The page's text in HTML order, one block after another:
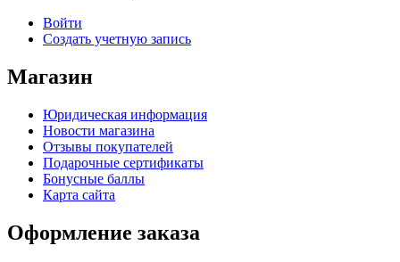
Войти
Создать учетную запись
Магазин
Юридическая информация
Новости магазина
Отзывы покупателей
Подарочные сертификаты
Бонусные баллы
Карта сайта
Оформление заказа